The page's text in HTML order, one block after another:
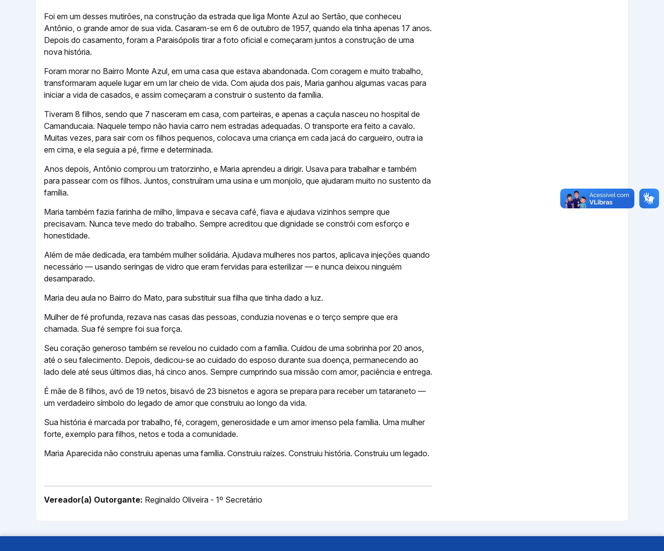
Foi em um desses mutirões, na construção da estrada que liga Monte Azul ao Sertão, que conheceu
Antônio, o grande amor de sua vida. Casaram-se em 6 de outubro de 1957, quando ela tinha apenas 17 anos.
Depois do casamento, foram a Paraisópolis tirar a foto oficial e começaram juntos a construção de uma
nova história.
Foram morar no Bairro Monte Azul, em uma casa que estava abandonada. Com coragem e muito trabalho,
transformaram aquele lugar em um lar cheio de vida. Com ajuda dos pais, Maria ganhou algumas vacas para
iniciar a vida de casados, e assim começaram a construir o sustento da família.
Tiveram 8 filhos, sendo que 7 nasceram em casa, com parteiras, e apenas a caçula nasceu no hospital de
Camanducaia. Naquele tempo não havia carro nem estradas adequadas. O transporte era feito a cavalo.
Muitas vezes, para sair com os filhos pequenos, colocava uma criança em cada jacá do cargueiro, outra ia
em cima, e ela seguia a pé, firme e determinada.
Anos depois, Antônio comprou um tratorzinho, e Maria aprendeu a dirigir. Usava para trabalhar e também
para passear com os filhos. Juntos, construíram uma usina e um monjolo, que ajudaram muito no sustento da
família.
Maria também fazia farinha de milho, limpava e secava café, fiava e ajudava vizinhos sempre que
precisavam. Nunca teve medo do trabalho. Sempre acreditou que dignidade se constrói com esforço e
honestidade.
Além de mãe dedicada, era também mulher solidária. Ajudava mulheres nos partos, aplicava injeções quando
necessário — usando seringas de vidro que eram fervidas para esterilizar — e nunca deixou ninguém
desamparado.
Maria deu aula no Bairro do Mato, para substituir sua filha que tinha dado a luz.
Mulher de fé profunda, rezava nas casas das pessoas, conduzia novenas e o terço sempre que era
chamada. Sua fé sempre foi sua força.
Seu coração generoso também se revelou no cuidado com a família. Cuidou de uma sobrinha por 20 anos,
até o seu falecimento. Depois, dedicou-se ao cuidado do esposo durante sua doença, permanecendo ao
lado dele até seus últimos dias, há cinco anos. Sempre cumprindo sua missão com amor, paciência e entrega.
É mãe de 8 filhos, avó de 19 netos, bisavó de 23 bisnetos e agora se prepara para receber um tataraneto —
um verdadeiro símbolo do legado de amor que construiu ao longo da vida.
Sua história é marcada por trabalho, fé, coragem, generosidade e um amor imenso pela família. Uma mulher
forte, exemplo para filhos, netos e toda a comunidade.
Maria Aparecida não construiu apenas uma família. Construiu raízes. Construiu história. Construiu um legado.
Vereador(a) Outorgante: Reginaldo Oliveira - 1º Secretário